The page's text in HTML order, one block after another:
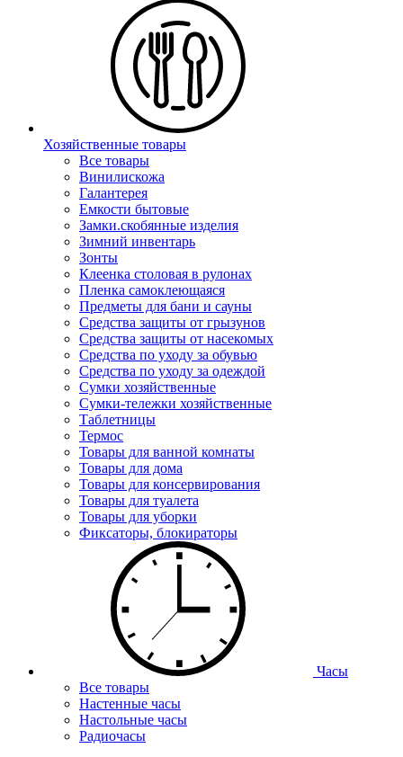
Хозяйственные товары
Все товары
Винилискожа
Галантерея
Емкости бытовые
Замки.скобянные изделия
Зимний инвентарь
Зонты
Клеенка столовая в рулонах
Пленка самоклеющаяся
Предметы для бани и сауны
Средства защиты от грызунов
Средства защиты от насекомых
Средства по уходу за обувью
Средства по уходу за одеждой
Сумки хозяйственные
Сумки-тележки хозяйственные
Таблетницы
Термос
Товары для ванной комнаты
Товары для дома
Товары для консервирования
Товары для туалета
Товары для уборки
Фиксаторы, блокираторы
Часы
Все товары
Настенные часы
Настольные часы
Радиочасы